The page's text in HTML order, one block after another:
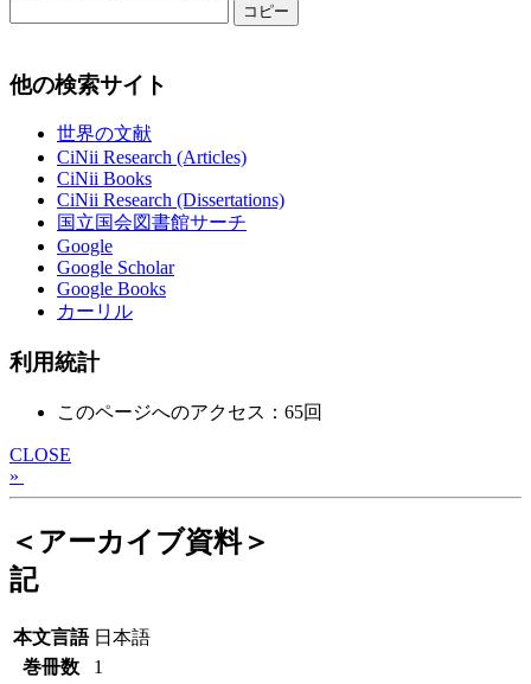
コピー
他の検索サイト
世界の文献
CiNii Research (Articles)
CiNii Books
CiNii Research (Dissertations)
国立国会図書館サーチ
Google
Google Scholar
Google Books
カーリル
利用統計
このページへのアクセス：65回
CLOSE
»
＜アーカイブ資料＞
記
本文言語 日本語
巻冊数
1